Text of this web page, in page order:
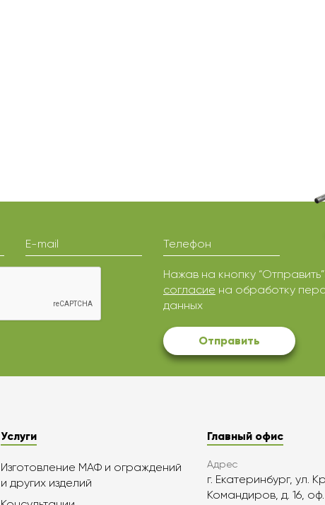
E-mail Телефон
Нажав на кнопку
согласие на обработку
данных
Отправить
Услуги
Изготовление МАФ и ограждений
и других изделий
Главный офис
Адрес
г. Екатеринбург, ул.
Командиров, д. 16,